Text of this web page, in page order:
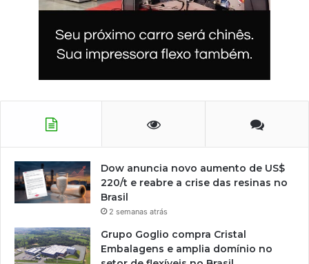
Dow anuncia novo aumento de US$
220/t e reabre a crise das resinas no
Brasil
2 semanas atrás
Grupo Goglio compra Cristal
Embalagens e amplia domínio no